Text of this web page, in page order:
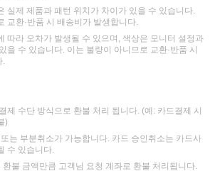
실제 제품과 패턴 위치가 차이가 있을 수 있습니다.
교환·반품 시 배송비가 발생합니다.
따라 오차가 발생될 수 있으며, 색상은 모니터 설정과
을 수 있습니다. 이는 불량이 아니므로 교환·반품 시
.
제 수단 방식으로 환불 처리 됩니다. (예: 카드결제 시
)
는 부분취소가 가능합니다. 카드 승인취소는 카드사
수 있습니다.
환불 금액만큼 고객님 요청 계좌로 환불 처리됩니다.